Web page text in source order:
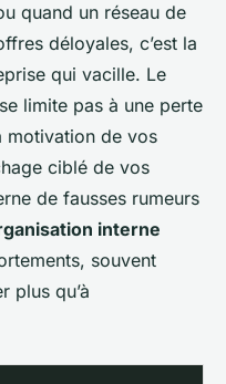
quand un réseau de
déloyales, c’est la
qui vacille. Le
limite pas à une perte
motivation de vos
ciblé de vos
de fausses rumeurs
interne
souvent
plus qu’à